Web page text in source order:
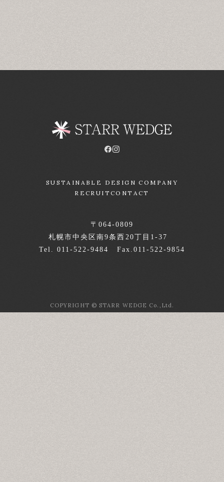
SUSTAINABLE DESIGN COMPANY
RECRUIT CONTACT
〒064-0809
札幌市中央区南9条西20丁目1-37
Tel. 011-522-9484 Fax.011-522-9854
COPYRIGHT © STARR WEDGE Co.,Ltd.